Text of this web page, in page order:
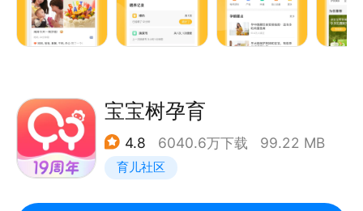
更加有趣。
【智能育儿助手】
流分享。
个性化的专属育儿指导：在家早教视频指导、辅食食
谱、故事儿歌、成长评估等都在这里。
【亲宝宝商城】
宝宝树孕育
4.8 6040.6万下载 99.22 MB
育儿社区